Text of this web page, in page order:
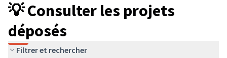
💡 Consulter les projets
déposés
Filtrer et rechercher